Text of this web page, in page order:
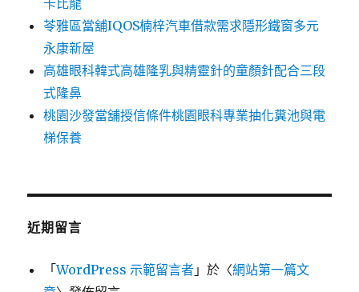
卡比龍
苓雅區當舖IQOS楠梓汽車借款需求隱形鐵窗多元
永康新屋
高雄眼科韓式高雄隆乳與精靈針的童顏針配合三段
式隆鼻
桃園沙發當舖授信條件桃園眼科專業抽化糞池與電
梯保養
近期留言
「WordPress 示範留言者 」於〈網站第一篇文